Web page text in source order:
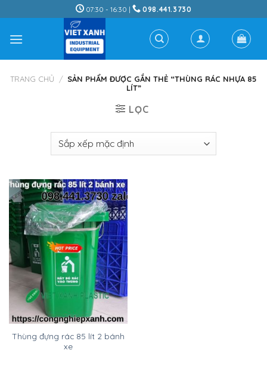
to
content
07:30 - 16:30 | 098.441.3730
TRANG CHỦ / SẢN PHẨM ĐƯỢC GẮN THẺ “THÙNG RÁC NHỰA 85
LÍT”
LỌC
Thùng đựng rác 85 lít 2 bánh
xe